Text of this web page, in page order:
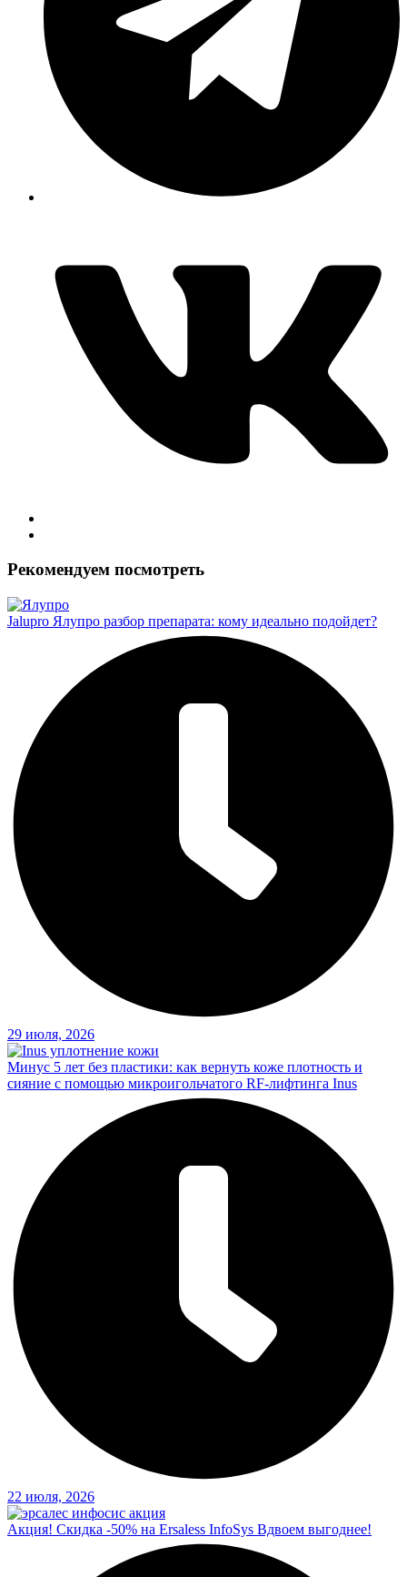
Рекомендуем посмотреть
Jalupro Ялупро разбор препарата: кому идеально подойдет?
29 июля, 2026
Минус 5 лет без пластики: как вернуть коже плотность и
сияние с помощью микроигольчатого RF-лифтинга Inus
22 июля, 2026
Акция! Скидка -50% на Ersaless InfoSys Вдвоем выгоднее!